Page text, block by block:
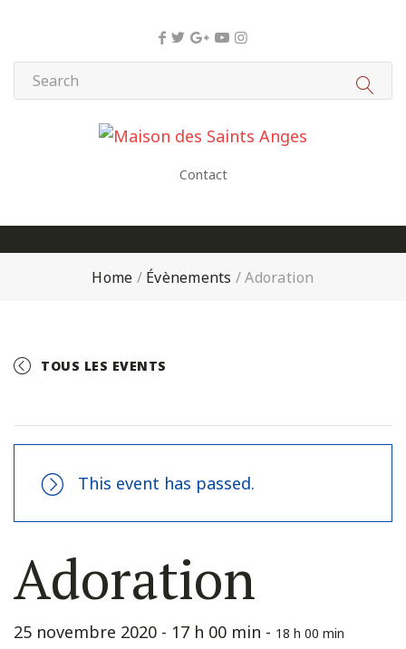
Contact
Home / Évènements /Adoration
TOUS LES EVENTS
This event has passed.
Adoration
25 novembre 2020 - 17 h 00 min - 18 h 00 min